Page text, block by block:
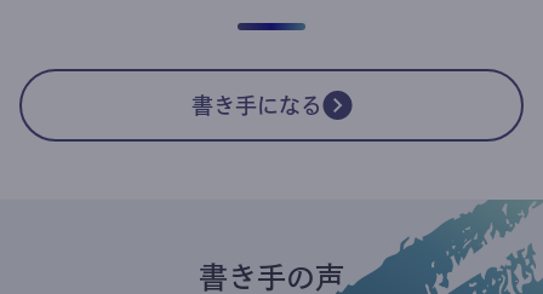
書き手になる
書き手の声